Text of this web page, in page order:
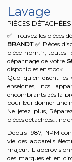
Lavage
PIÈCES
✅ Trouvez les pièces
BRANDT ✅ Pièces
pièce npm.fr, toutes
dépannage de votre
disponibles en stock.
Quoi qu'en disent les
enseignes, nos
encombrants dès la
pour leur donner une
Ne jetez plus,
pièces détachées... ne
Depuis 1987, NPM
vie des appareils
majeur.
des marques et en